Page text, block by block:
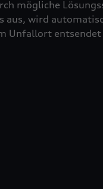
mögliche
aus, wird
Unfallort entsendet